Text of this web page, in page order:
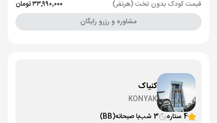
قیمت کودک بدون تخت (هرنفر)
۳۳٬۹۹۰٬۰۰۰ تومان
مشاوره و رزرو رایگان
کنیاک
KONYAK
4 ستاره
3 شب با صبحانه(BB)